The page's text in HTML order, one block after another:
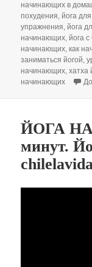
начинающих в
похудения,йога
упражнения,йога
начинающих,йога с
начинающих,как
заниматься йогой,
начинающих,хатха
начинающих
ЙОГА НА
минут.